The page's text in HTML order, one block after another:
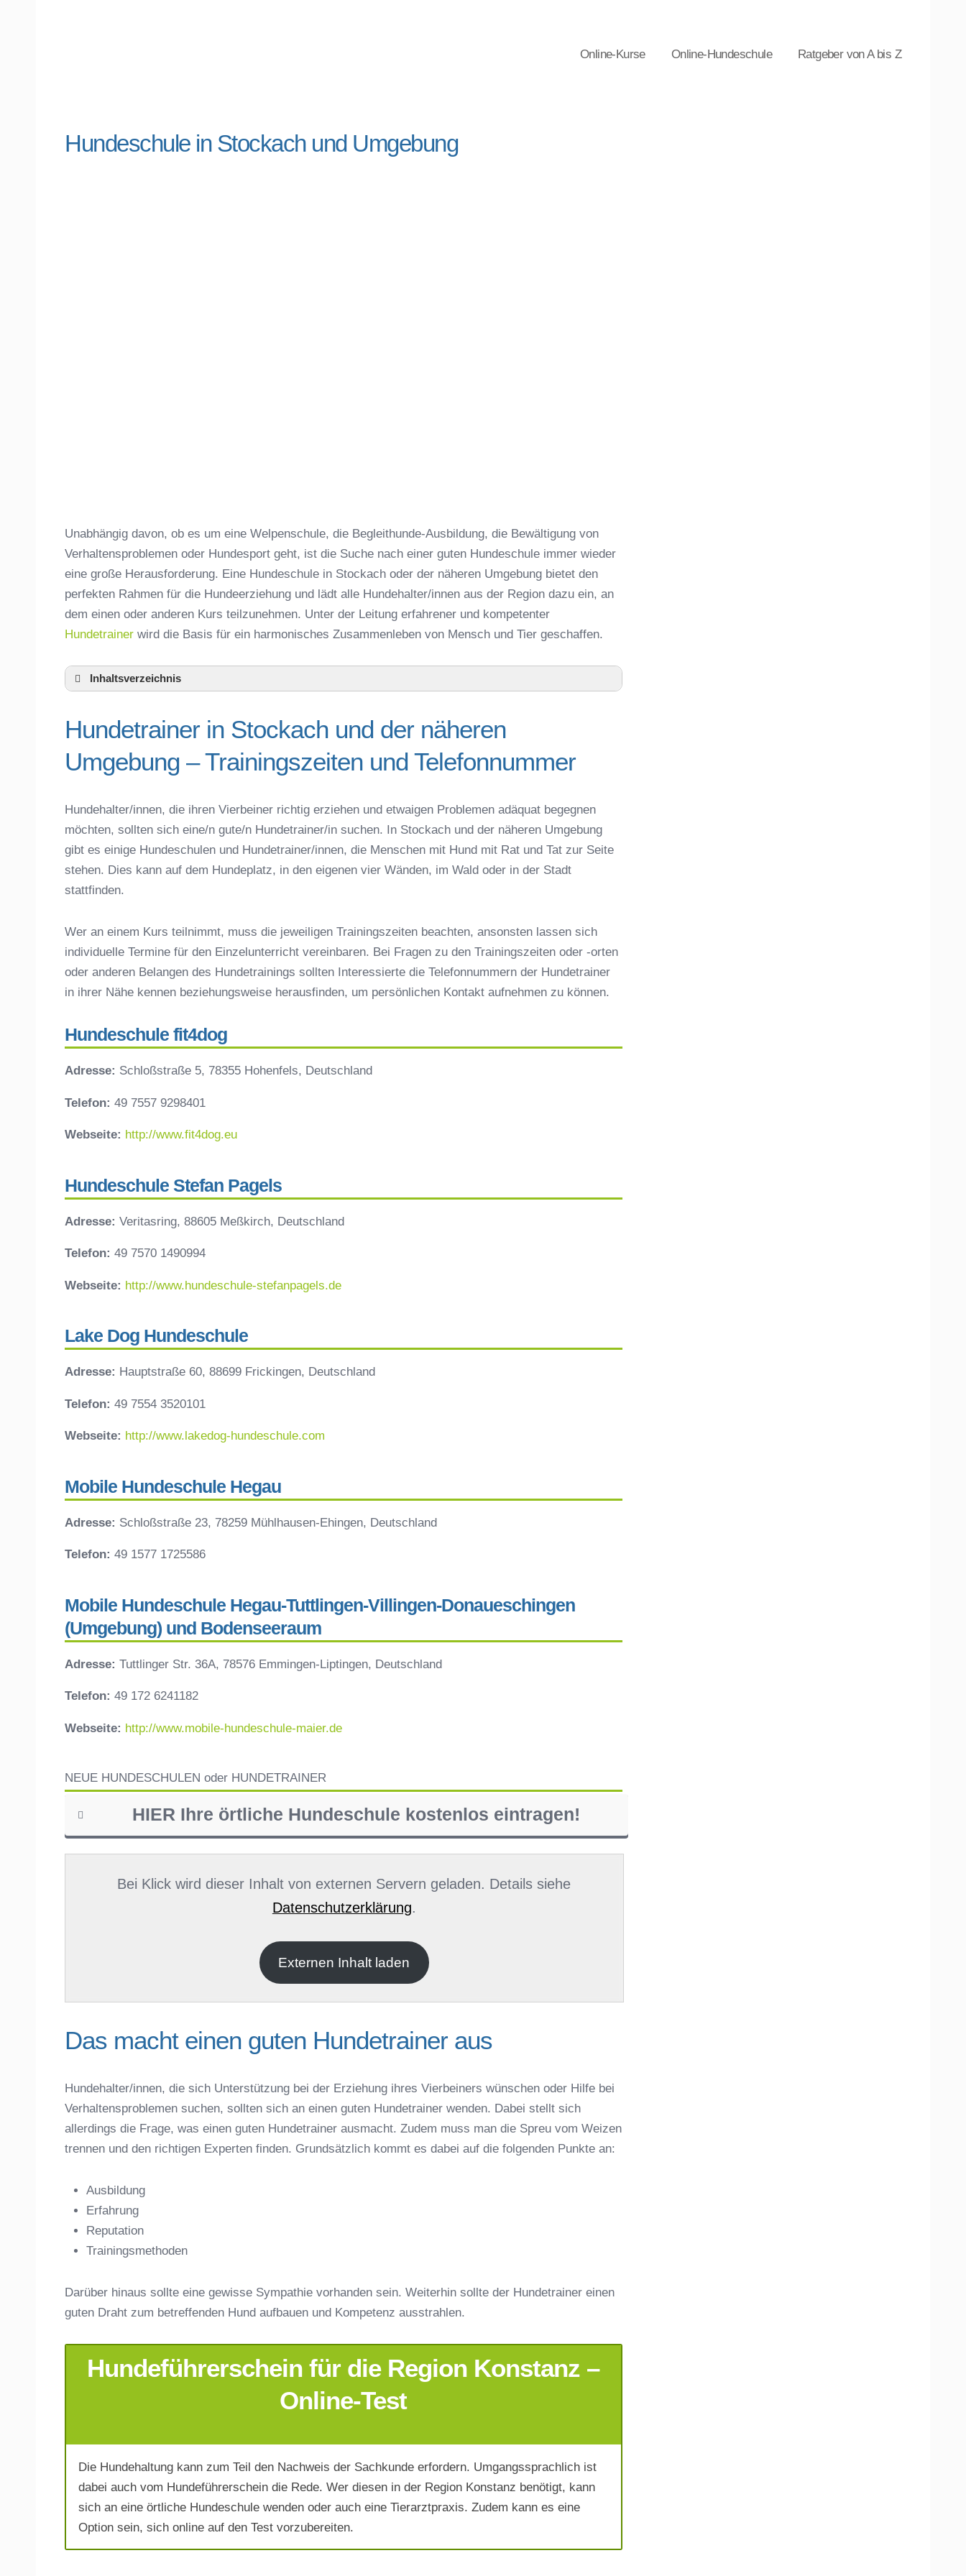
Online-Kurse Online-Hundeschule Ratgeber von A bis Z
Hundeschule in Stockach und Umgebung
Unabhängig davon, ob es um eine Welpenschule, die Begleithunde-Ausbildung, die Bewältigung von
Verhaltensproblemen oder Hundesport geht, ist die Suche nach einer guten Hundeschule immer wieder
eine große Herausforderung. Eine Hundeschule in Stockach oder der näheren Umgebung bietet den
perfekten Rahmen für die Hundeerziehung und lädt alle Hundehalter/innen aus der Region dazu ein, an
dem einen oder anderen Kurs teilzunehmen. Unter der Leitung erfahrener und kompetenter
Hundetrainer wird die Basis für ein harmonisches Zusammenleben von Mensch und Tier geschaffen.
Inhaltsverzeichnis
Hundetrainer in Stockach und der näheren Umgebung – Trainingszeiten und Telefonnummer
Das macht einen guten Hundetrainer aus
Hundeführerschein für die Region Konstanz – Online-Test
Hundezubehör für das Training und Hundespielzeug zur Beschäftigung
Preisvergleich der Hundeschulen in Stockach
Hundeschulen vs. Hundesportvereine in Stockach
So findet man den richtigen Hundetrainer in Stockach
Darum lohnt sich der Besuch einer Hundeschule
Hundetrainer in Stockach und der näheren
Umgebung – Trainingszeiten und Telefonnummer
Hundehalter/innen, die ihren Vierbeiner richtig erziehen und etwaigen Problemen adäquat begegnen
möchten, sollten sich eine/n gute/n Hundetrainer/in suchen. In Stockach und der näheren Umgebung
gibt es einige Hundeschulen und Hundetrainer/innen, die Menschen mit Hund mit Rat und Tat zur Seite
stehen. Dies kann auf dem Hundeplatz, in den eigenen vier Wänden, im Wald oder in der Stadt
stattfinden.
Wer an einem Kurs teilnimmt, muss die jeweiligen Trainingszeiten beachten, ansonsten lassen sich
individuelle Termine für den Einzelunterricht vereinbaren. Bei Fragen zu den Trainingszeiten oder -orten
oder anderen Belangen des Hundetrainings sollten Interessierte die Telefonnummern der Hundetrainer
in ihrer Nähe kennen beziehungsweise herausfinden, um persönlichen Kontakt aufnehmen zu können.
Hundeschule fit4dog
Adresse: Schloßstraße 5, 78355 Hohenfels, Deutschland
Telefon: 49 7557 9298401
Webseite: http://www.fit4dog.eu
Hundeschule Stefan Pagels
Adresse: Veritasring, 88605 Meßkirch, Deutschland
Telefon: 49 7570 1490994
Webseite: http://www.hundeschule-stefanpagels.de
Lake Dog Hundeschule
Adresse: Hauptstraße 60, 88699 Frickingen, Deutschland
Telefon: 49 7554 3520101
Webseite: http://www.lakedog-hundeschule.com
Mobile Hundeschule Hegau
Adresse: Schloßstraße 23, 78259 Mühlhausen-Ehingen, Deutschland
Telefon: 49 1577 1725586
Mobile Hundeschule Hegau-Tuttlingen-Villingen-Donaueschingen
(Umgebung) und Bodenseeraum
Adresse: Tuttlinger Str. 36A, 78576 Emmingen-Liptingen, Deutschland
Telefon: 49 172 6241182
Webseite: http://www.mobile-hundeschule-maier.de
NEUE HUNDESCHULEN oder HUNDETRAINER
HIER Ihre örtliche Hundeschule kostenlos eintragen!
Name der Hundeschule*
Anschrift
E-Mail-Adresse *
Telefonnummer*
Bei Klick wird dieser Inhalt von externen Servern geladen. Details siehe
Datenschutzerklärung.
Externen Inhalt laden
Das macht einen guten Hundetrainer aus
Hundehalter/innen, die sich Unterstützung bei der Erziehung ihres Vierbeiners wünschen oder Hilfe bei
Verhaltensproblemen suchen, sollten sich an einen guten Hundetrainer wenden. Dabei stellt sich
allerdings die Frage, was einen guten Hundetrainer ausmacht. Zudem muss man die Spreu vom Weizen
trennen und den richtigen Experten finden. Grundsätzlich kommt es dabei auf die folgenden Punkte an:
Ausbildung
Erfahrung
Reputation
Trainingsmethoden
Darüber hinaus sollte eine gewisse Sympathie vorhanden sein. Weiterhin sollte der Hundetrainer einen
guten Draht zum betreffenden Hund aufbauen und Kompetenz ausstrahlen.
Hundeführerschein für die Region Konstanz –
Online-Test
Die Hundehaltung kann zum Teil den Nachweis der Sachkunde erfordern. Umgangssprachlich ist
dabei auch vom Hundeführerschein die Rede. Wer diesen in der Region Konstanz benötigt, kann
sich an eine örtliche Hundeschule wenden oder auch eine Tierarztpraxis. Zudem kann es eine
Option sein, sich online auf den Test vorzubereiten.